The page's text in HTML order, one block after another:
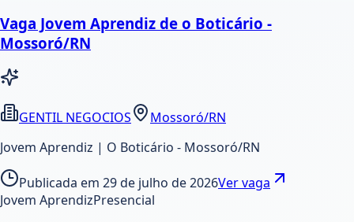
Vaga Jovem Aprendiz de o Boticário -
Mossoró/RN
GENTIL NEGOCIOS
Mossoró/RN
Jovem Aprendiz | O Boticário - Mossoró/RN
Publicada em 29 de julho de 2026Ver vaga
Jovem AprendizPresencial